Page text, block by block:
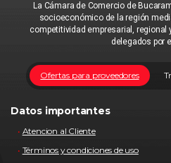
La Cámara de Comercio de
socioeconómico de la región
competitividad empresarial,
delegados por
Ofertas para proveedores
Datos importantes
Atencion al Cliente
Términos y condiciones de uso